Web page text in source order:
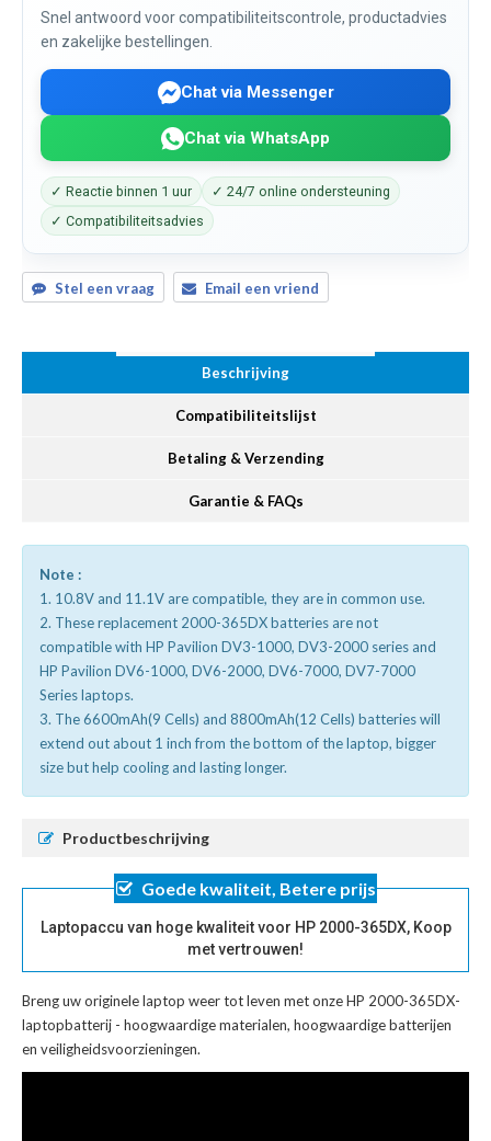
Snel antwoord voor compatibiliteitscontrole, productadvies
en zakelijke bestellingen.
Chat via Messenger
Chat via WhatsApp
✓ Reactie binnen 1 uur
✓ 24/7 online ondersteuning
✓ Compatibiliteitsadvies
Stel een vraag Email een vriend
Beschrijving
Compatibiliteitslijst
Betaling & Verzending
Garantie & FAQs
Note :
1. 10.8V and 11.1V are compatible, they are in common use.
2. These replacement 2000-365DX batteries are not
compatible with HP Pavilion DV3-1000, DV3-2000 series and
HP Pavilion DV6-1000, DV6-2000, DV6-7000, DV7-7000
Series laptops.
3. The 6600mAh(9 Cells) and 8800mAh(12 Cells) batteries will
extend out about 1 inch from the bottom of the laptop, bigger
size but help cooling and lasting longer.
Productbeschrijving
Goede kwaliteit, Betere prijs
Laptopaccu van hoge kwaliteit voor HP 2000-365DX, Koop
met vertrouwen!
Breng uw originele laptop weer tot leven met onzeHP 2000-365DX-
laptopbatterij - hoogwaardige materialen, hoogwaardige batterijen
en veiligheidsvoorzieningen.